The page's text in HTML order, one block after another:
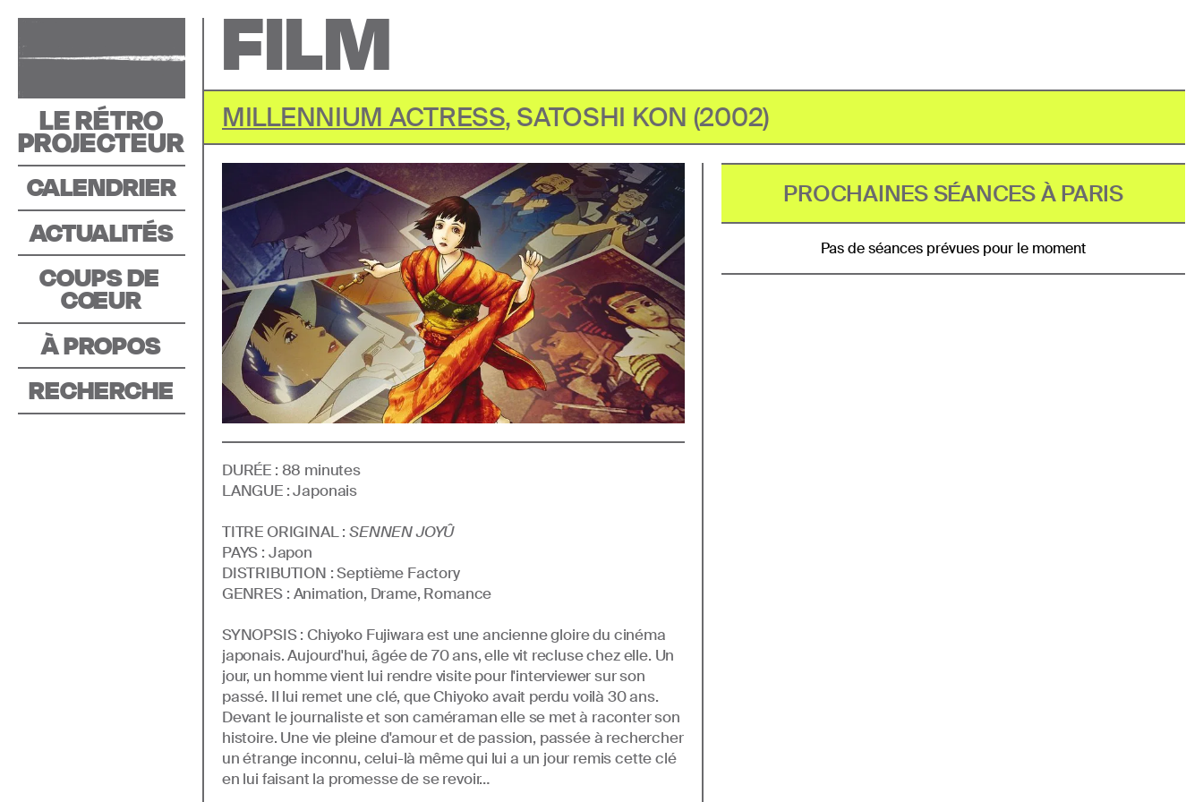
LE RÉTRO
PROJECTEUR
CALENDRIER
ACTUALITÉS
COUPS DE
COEUR
À PROPOS
RECHERCHE
FILM
MILLENNIUM ACTRESS, SATOSHI KON (2002)
DURÉE : 88 minutes
LANGUE :Japonais
TITRE ORIGINAL : SENNEN JOYÛ
PAYS : Japon
DISTRIBUTION :Septième Factory
GENRES : Animation, Drame, Romance
SYNOPSIS : Chiyoko Fujiwara est une ancienne gloire du cinéma
japonais. Aujourd'hui, âgée de 70 ans, elle vit recluse chez elle. Un
jour, un homme vient lui rendre visite pour l'interviewer sur son
passé. Il lui remet une clé, que Chiyoko avait perdu voilà 30 ans.
Devant le journaliste et son caméraman elle se met à raconter son
histoire. Une vie pleine d'amour et de passion, passée à rechercher
un étrange inconnu, celui-là même qui lui a un jour remis cette clé
en lui faisant la promesse de se revoir…
PROCHAINES SÉANCES À PARIS
Pas de séances prévues pour le moment